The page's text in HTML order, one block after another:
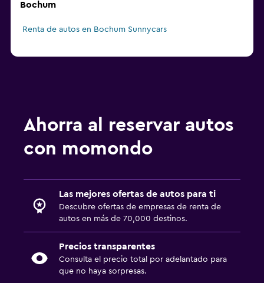
Bochum
Renta de autos en Bochum Sunnycars
Ahorra al reservar autos
con momondo
Las mejores ofertas de autos para ti
Descubre ofertas de empresas de renta de
autos en más de 70,000 destinos.
Precios transparentes
Consulta el precio total por adelantado para
que no haya sorpresas.